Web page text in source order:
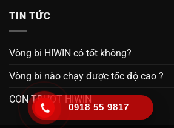
TIN TỨC
Vòng bi HIWIN có tốt không?
Vòng bi nào chạy được tốc độ cao ?
CON TRƯỢT HIWIN
0918 55 9817